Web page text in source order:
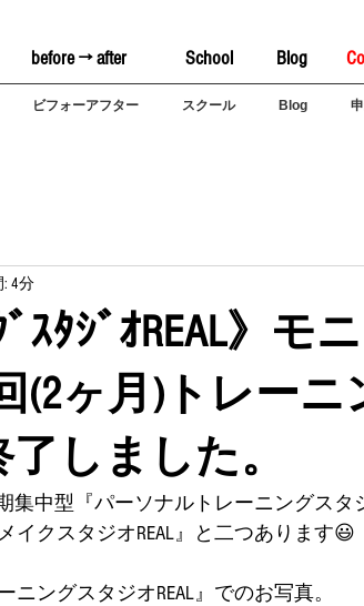
before → after School Blog
ビフォーアフター スクール Blog
ﾞｽﾀｼﾞｵREAL》モ
(2ヶ月)トレーニ
しました。
4分
集中型『パーソナルトレーニングスタ
クスタジオREAL』と二つあります😃
ングスタジオREAL』でのお写真。